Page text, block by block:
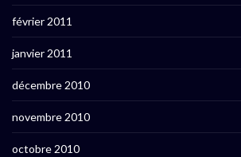
février 2011
janvier 2011
décembre 2010
novembre 2010
octobre 2010